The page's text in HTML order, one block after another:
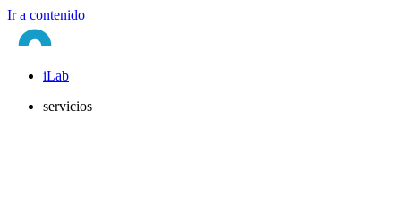
Ir a contenido
iLab
servicios